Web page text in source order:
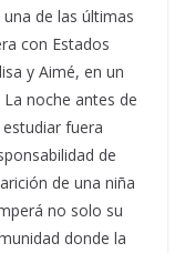
de las últimas
con Estados
y Aimé, en un
noche antes de
fuera
de
de una niña
no solo su
donde la